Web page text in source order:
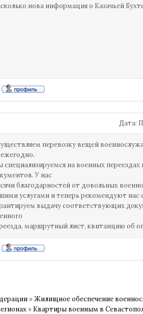
нова информация о Казачьей
Дата:
перевозку вещей
специализируемся на военных
У нас
благодарностей от довольных
услугами и теперь рекомендуют нас
выдачу соответствующих
маршрутный лист, квитанцию об
»Жилищное обеспечение
» Квартиры военным в